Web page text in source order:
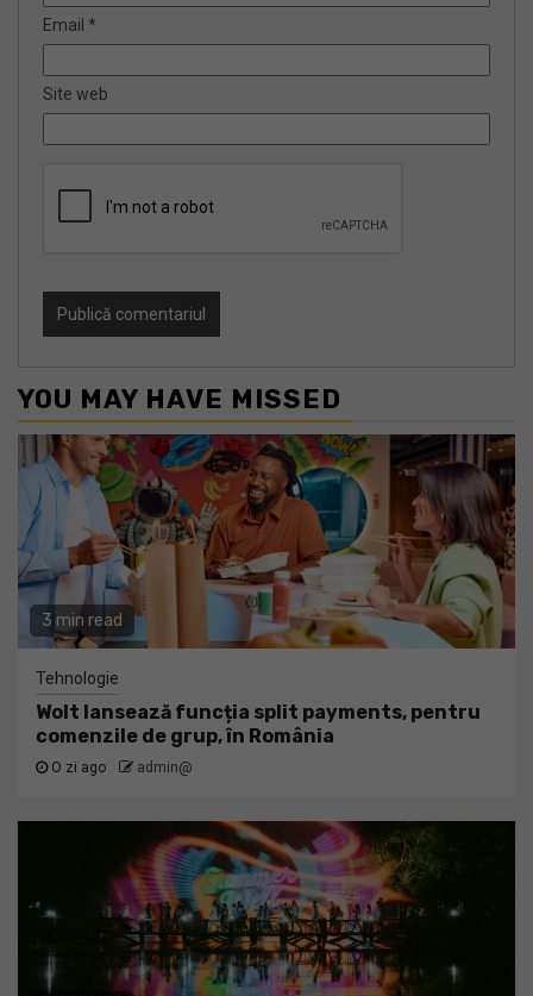
Email *
Site web
YOU MAY HAVE MISSED
3 min read
Tehnologie
Wolt lansează funcția split payments, pentru
comenzile de grup, în România
O zi ago admin@